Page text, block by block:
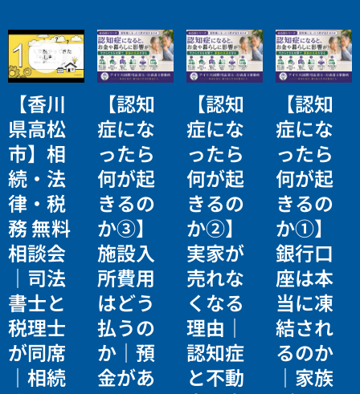
【香川
県高松
市】相
続・法
律・税
務 無料
相談会
｜司法
書士と
税理士
が同席
｜相続
【認知
症にな
ったら
何が起
きるの
か③】
施設入
所費用
はどう
払うの
か｜預
金があ
【認知
症にな
ったら
何が起
きるの
か②】
実家が
売れな
くなる
理由｜
認知症
と不動
【認知
症にな
ったら
何が起
きるの
か①】
銀行口
座は本
当に凍
結され
るのか
｜家族